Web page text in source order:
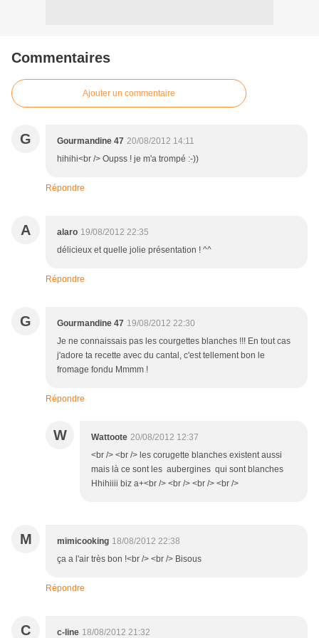
Commentaires
Ajouter un commentaire
G Gourmandine 47 20/08/2012 14:11
hihihi<br /> Oupss ! je m'a trompé :-))
Répondre
A alaro 19/08/2012 22:35
délicieux et quelle jolie présentation ! ^^
Répondre
G Gourmandine 47 19/08/2012 22:30
Je ne connaissais pas les courgettes blanches !!! En tout cas
j'adore ta recette avec du cantal, c'est tellement bon le
fromage fondu Mmmm !
Répondre
W Wattoote 20/08/2012 12:37
<br /> <br /> les corugette blanches existent aussi
mais là ce sont les aubergines qui sont blanches
Hhihiiii biz a+<br /> <br /> <br /> <br />
M mimicooking 18/08/2012 22:38
ça a l'air très bon !<br /> <br /> Bisous
Répondre
C c-line 18/08/2012 21:32